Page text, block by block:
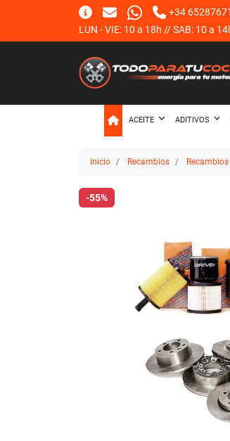
+34
LUN - VIE: 10 a 18h // SAB: 10 a
ACEITE ADITIVOS
Inicio Recambios
-55%